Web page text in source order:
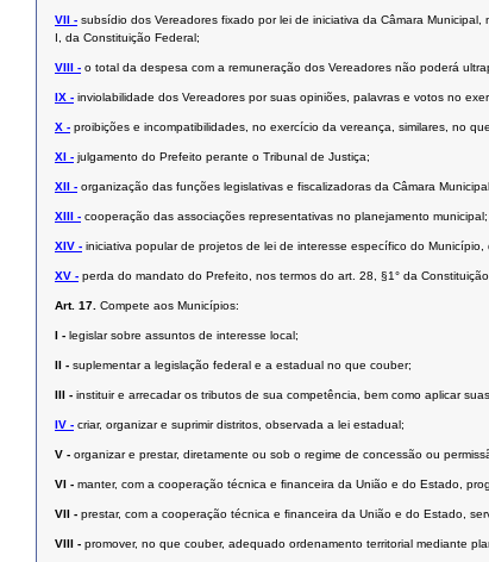
VII - subsídio dos Vereadores fixado por lei de iniciativa da Câmara
I, da Constituição Federal;
VIII - o total da despesa com a remuneração dos Vereadores não poderá
IX - inviolabilidade dos Vereadores por suas opiniões, palavras e votos no
X - proibições e incompatibilidades, no exercício da vereança, similares, no
XI - julgamento do Prefeito perante o Tribunal de Justiça;
XII - organização das funções legislativas e fiscalizadoras da Câmara
XIII - cooperação das associações representativas no planejamento municipal;
XIV - iniciativa popular de projetos de lei de interesse específico do
XV - perda do mandato do Prefeito, nos termos do art. 28, §1° da Constituição
Art. 17. Compete aos Municípios:
I - legislar sobre assuntos de interesse local;
II - suplementar a legislação federal e a estadual no que couber;
III - instituir e arrecadar os tributos de sua competência, bem como aplicar
IV - criar, organizar e suprimir distritos, observada a lei estadual;
V - organizar e prestar, diretamente ou sob o regime de concessão ou
VI - manter, com a cooperação técnica e ﬁnanceira da União e do Estado,
VII - prestar, com a cooperação técnica e ﬁnanceira da União e do Estado,
VIII - promover, no que couber, adequado ordenamento territorial mediante